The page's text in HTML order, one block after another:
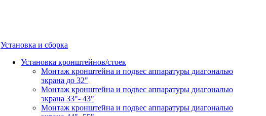
Установка и сборка
Установка кронштейнов/стоек
Монтаж кронштейна и подвес аппаратуры диагональю
экрана до 32"
Монтаж кронштейна и подвес аппаратуры диагональю
экрана 33"- 43"
Монтаж кронштейна и подвес аппаратуры диагональю